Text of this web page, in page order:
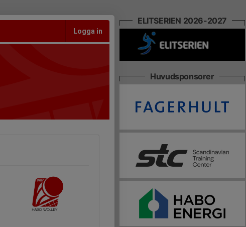
Logga in
ELITSERIEN 2026-2027
Huvudsponsorer